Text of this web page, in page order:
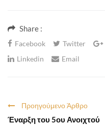
Share :
Facebook Twitter
Linkedin
Email
Προηγούμενο Άρθρο
Έναρξη του 5ου Ανοιχτού